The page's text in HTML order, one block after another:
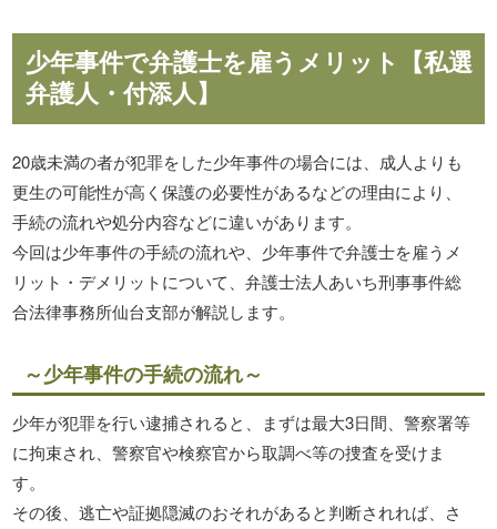
少年事件で弁護士を雇うメリット【私選
弁護人・付添人】
20歳未満の者が犯罪をした少年事件の場合には、成人よりも
更生の可能性が高く保護の必要性があるなどの理由により、
手続の流れや処分内容などに違いがあります。
今回は少年事件の手続の流れや、少年事件で弁護士を雇うメ
リット・デメリットについて、弁護士法人あいち刑事事件総
合法律事務所仙台支部が解説します。
～少年事件の手続の流れ～
少年が犯罪を行い逮捕されると、まずは最大3日間、警察署等
に拘束され、警察官や検察官から取調べ等の捜査を受けま
す。
その後、逃亡や証拠隠滅のおそれがあると判断されれば、さ